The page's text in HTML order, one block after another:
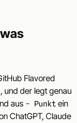
Flavored
und der legt genau
aus - Punkt ein
ChatGPT, Claude